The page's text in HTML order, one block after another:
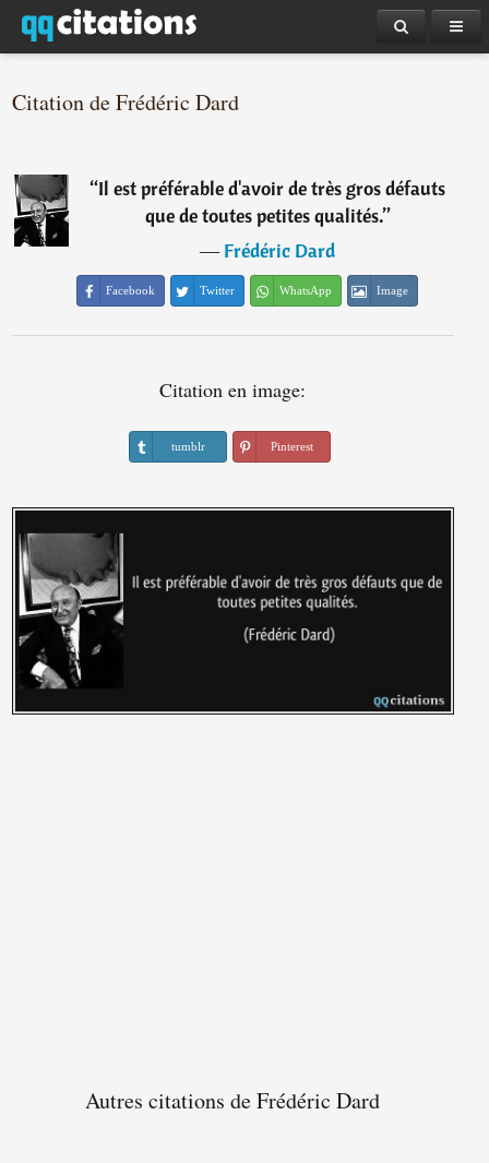
Citation de Frédéric Dard
“Il est préférable d'avoir de très gros défauts
que de toutes petites qualités.”
―Frédéric Dard
Facebook Twitter WhatsApp Image
Citation en image:
tumblr Pinterest
Autres citations de Frédéric Dard